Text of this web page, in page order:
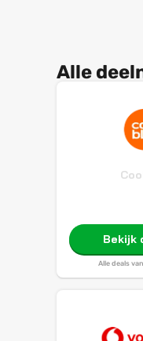
Alle
Bekijk
Alle deals